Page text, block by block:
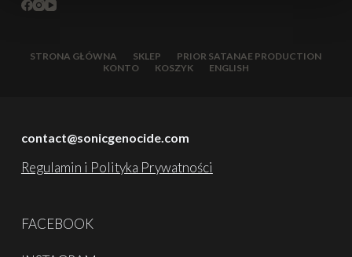
STRONA GŁÓWNA SKLEP
PRIOR SATANAE PRODUCTION
KONTO
KOSZYK ENGLISH
contact@sonicgenocide.com
Regulamin i Polityka Prywatności
FACEBOOK